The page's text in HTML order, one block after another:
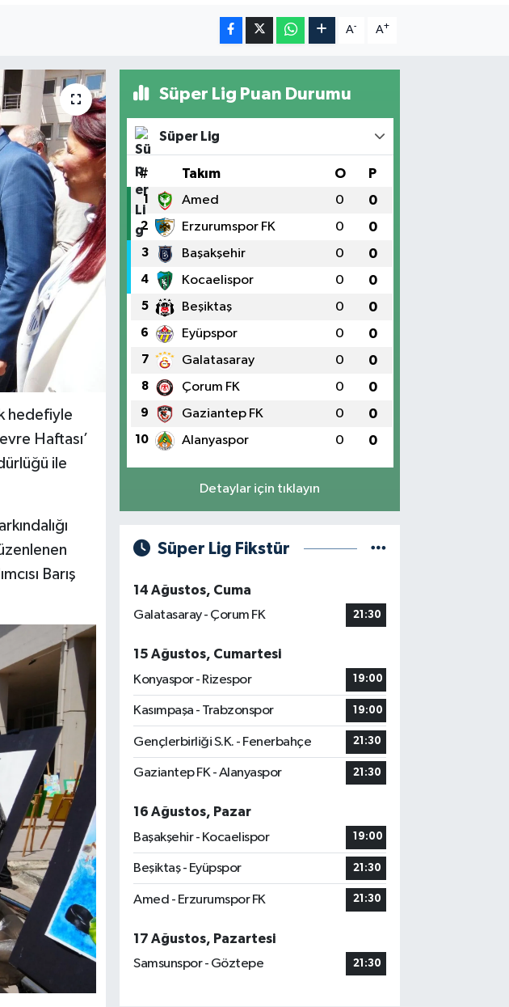
A- A+
hedefiyle
Haftası’
ile
Barış
Süper Lig Puan Durumu
Süper Lig
# Takım O P
1 Amed 0 0
2 Erzurumspor FK 0 0
3 Başakşehir 0 0
4 Kocaelispor 0 0
5 Beşiktaş 0 0
6 Eyüpspor 0 0
7 Galatasaray 0 0
8 Çorum FK 0 0
9 Gaziantep FK 0 0
10 Alanyaspor 0 0
Detaylar için tıklayın
Süper Lig Fikstür
14 Ağustos, Cuma
Galatasaray - Çorum FK
21:30
15 Ağustos, Cumartesi
Konyaspor - Rizespor
19:00
Kasımpaşa - Trabzonspor 19:00
Gençlerbirliği S.K. - Fenerbahçe 21:30
Gaziantep FK - Alanyaspor 21:30
16 Ağustos, Pazar
Başakşehir - Kocaelispor
19:00
Beşiktaş - Eyüpspor 21:30
Amed - Erzurumspor FK 21:30
17 Ağustos, Pazartesi
Samsunspor - Göztepe
21:30